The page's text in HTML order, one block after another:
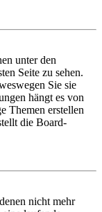
unter den
Seite zu sehen.
Sie sie
hängt es von
Themen erstellen
die Board-
nicht mehr